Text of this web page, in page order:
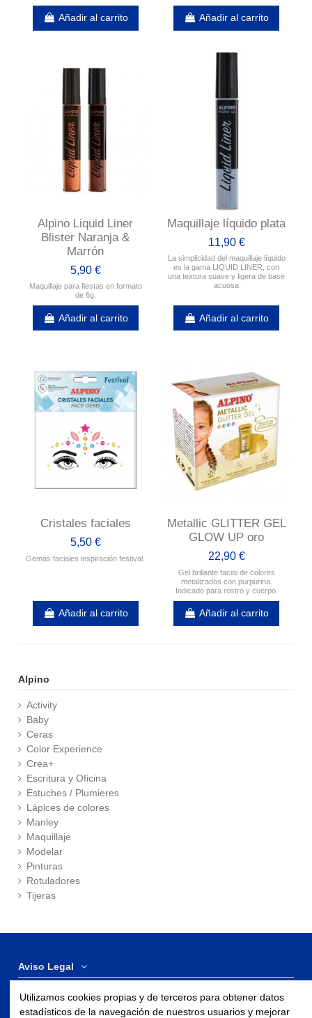
Añadir al carrito Añadir al carrito
Alpino Liquid Liner
Blister Naranja &
Marrón
5,90 €
Maquillaje para fiestas en formato
de 6g.
Añadir al carrito
Maquillaje líquido plata
11,90 €
La simplicidad del maquillaje líquido
es la gama LIQUID LINER, con
una textura suave y ligera de base
acuosa
Añadir al carrito
Cristales faciales
5,50 €
Gemas faciales inspiración festival.
Añadir al carrito
Metallic GLITTER GEL
GLOW UP oro
22,90 €
Gel brillante facial de colores
metalizados con purpurina.
Indicado para rostro y cuerpo.
Añadir al carrito
Alpino
Activity
Baby
Ceras
Color Experience
Crea+
Escritura y Oficina
Estuches / Plumieres
Lápices de colores
Manley
Maquillaje
Modelar
Pinturas
Rotuladores
Tijeras
Aviso Legal
Contáctenos
Utilizamos cookies propias y de terceros para obtener datos
estadísticos de la navegación de nuestros usuarios y mejorar